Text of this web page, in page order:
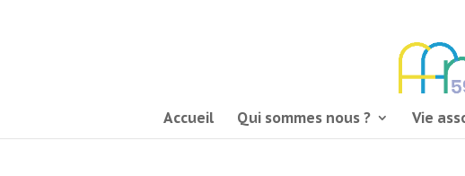
Accueil Qui sommes nous ? Vie